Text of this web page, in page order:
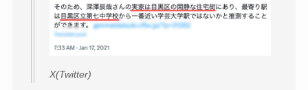
X(Twitter)